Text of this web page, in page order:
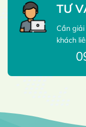
TƯ
Cần
khách